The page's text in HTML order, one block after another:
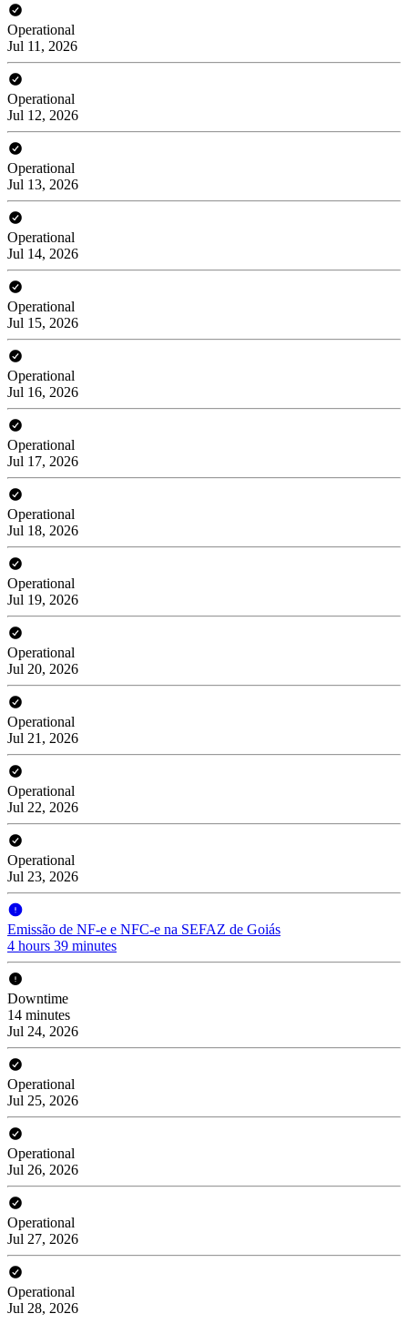
Operational
Jul 11, 2026
Operational
Jul 12, 2026
Operational
Jul 13, 2026
Operational
Jul 14, 2026
Operational
Jul 15, 2026
Operational
Jul 16, 2026
Operational
Jul 17, 2026
Operational
Jul 18, 2026
Operational
Jul 19, 2026
Operational
Jul 20, 2026
Operational
Jul 21, 2026
Operational
Jul 22, 2026
Operational
Jul 23, 2026
Emissão de NF-e e NFC-e na SEFAZ de Goiás
4 hours 39 minutes
Downtime
14 minutes
Jul 24, 2026
Operational
Jul 25, 2026
Operational
Jul 26, 2026
Operational
Jul 27, 2026
Operational
Jul 28, 2026